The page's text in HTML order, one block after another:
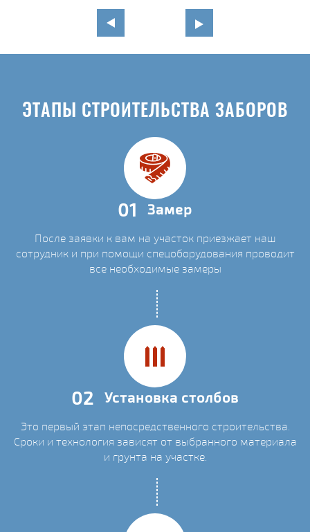
ЭТАПЫ СТРОИТЕЛЬСТВА ЗАБОРОВ
01 Замер
После заявки к вам на участок приезжает наш
сотрудник и при помощи спецоборудования проводит
все необходимые замеры
02 Установка столбов
Это первый этап непосредственного строительства.
Сроки и технология зависят от выбранного материала
и грунта на участке.